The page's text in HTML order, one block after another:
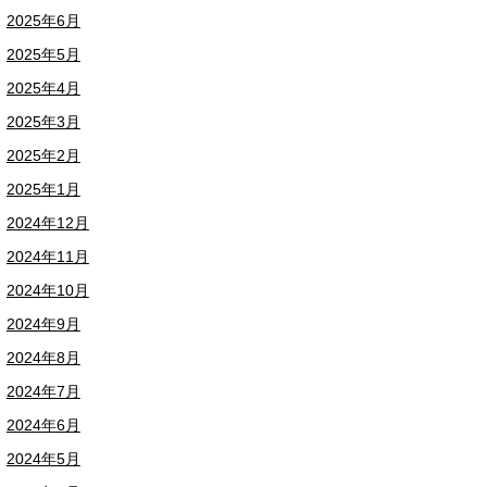
2025年6月
2025年5月
2025年4月
2025年3月
2025年2月
2025年1月
2024年12月
2024年11月
2024年10月
2024年9月
2024年8月
2024年7月
2024年6月
2024年5月